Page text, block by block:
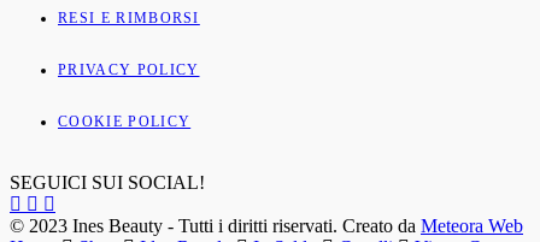
RESI E RIMBORSI
PRIVACY POLICY
COOKIE POLICY
SEGUICI SUI SOCIAL!
© 2023 Ines Beauty - Tutti i diritti riservati. Creato da Meteora Web